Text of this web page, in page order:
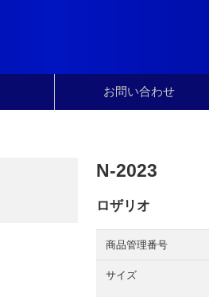
お問い合わせ
N-2023
ロザリオ
商品管理番号
サイズ